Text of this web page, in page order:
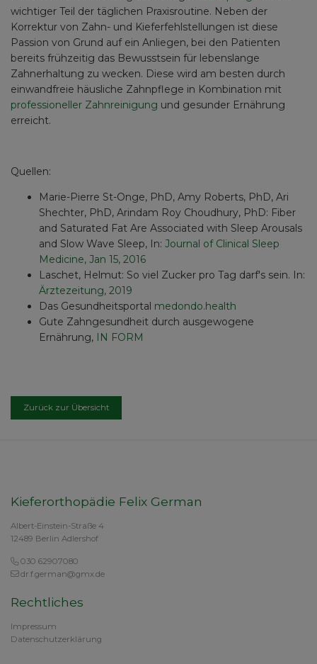
Zurück zur Übersicht
wichtiger Teil der täglichen Praxisroutine. Neben der
Korrektur von Zahn- und Kieferfehlstellungen ist diese
Passion von Grund auf ein Anliegen, bei den Patienten
bereits frühzeitig das Bewusstsein für lebenslange
Zahnerhaltung zu wecken. Diese wird am besten durch
einwandfreie häusliche Zahnpflege in Kombination mit
professioneller Zahnreinigung und gesunder Ernährung
erreicht.
Quellen:
Marie-Pierre St-Onge, PhD, Amy Roberts, PhD, Ari
Shechter, PhD, Arindam Roy Choudhury, PhD: Fiber
and Saturated Fat Are Associated with Sleep Arousals
and Slow Wave Sleep, In: Journal of Clinical Sleep
Medicine, Jan 15, 2016
Laschet, Helmut: So viel Zucker pro Tag darf's sein. In:
Ärztezeitung, 2019
Das Gesundheitsportal medondo.health
Gute Zahngesundheit durch ausgewogene
Ernährung, IN FORM
Kieferorthopädie Felix German
Albert-Einstein-Straße 4
12489 Berlin Adlershof
030 62907080
dr.f.german@gmx.de
Rechtliches
Impressum
Datenschutzerklärung